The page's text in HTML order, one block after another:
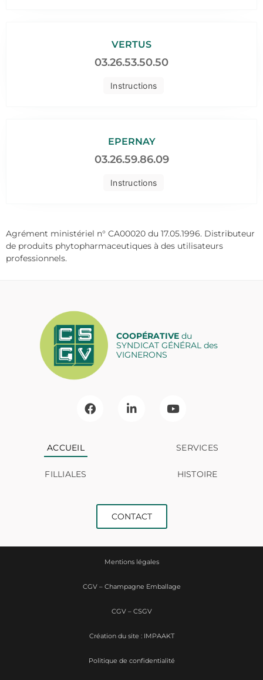
Instructions
VERTUS
03.26.53.50.50
Instructions
EPERNAY
03.26.59.86.09
Agrément ministériel n° CA00020 du 17.05.1996. Distributeur
de produits phytopharmaceutiques à des utilisateurs
professionnels.
COOPÉRATIVEdu
SYNDICAT GÉNÉRAL des
VIGNERONS
ACCUEIL SERVICES
FILLIALES HISTOIRE
CONTACT
Mentions légales
CGV – Champagne Emballage
CGV – CSGV
Politique de confidentialité
Création du site : IMPAAKT